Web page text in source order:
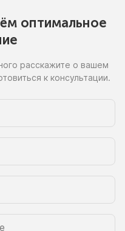
оптимальное
расскажите о вашем
к консультации.